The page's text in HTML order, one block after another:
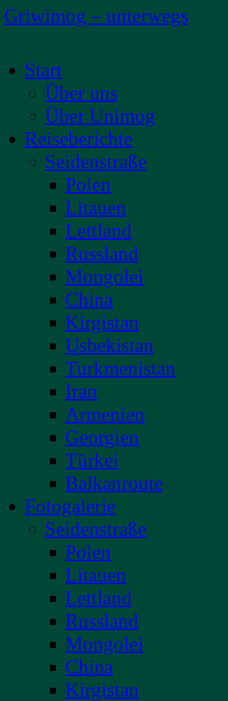
Griwimog – unterwegs
Inhalt
springenStart
Über uns
Über Unimog
Reiseberichte
Seidenstraße
Polen
Litauen
Lettland
Russland
Mongolei
China
Kirgistan
Usbekistan
Turkmenistan
Iran
Armenien
Georgien
Türkei
Balkanroute
Fotogalerie
Seidenstraße
Polen
Litauen
Lettland
Russland
Mongolei
China
Kirgistan